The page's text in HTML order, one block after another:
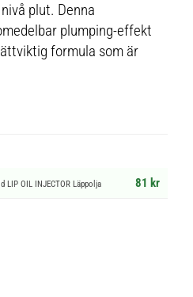
plut. Denna
plumping-effekt
formula som är
LIP OIL INJECTOR Läppolja 81 kr